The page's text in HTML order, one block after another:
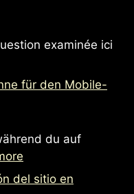
examinée ici
für den Mobile-
du auf
del sitio en